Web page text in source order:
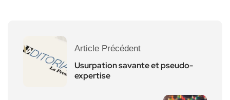
Article Précédent
Usurpation savante et pseudo-
expertise